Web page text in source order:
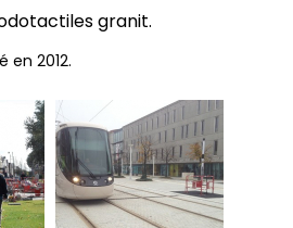
granit.
en 2012.